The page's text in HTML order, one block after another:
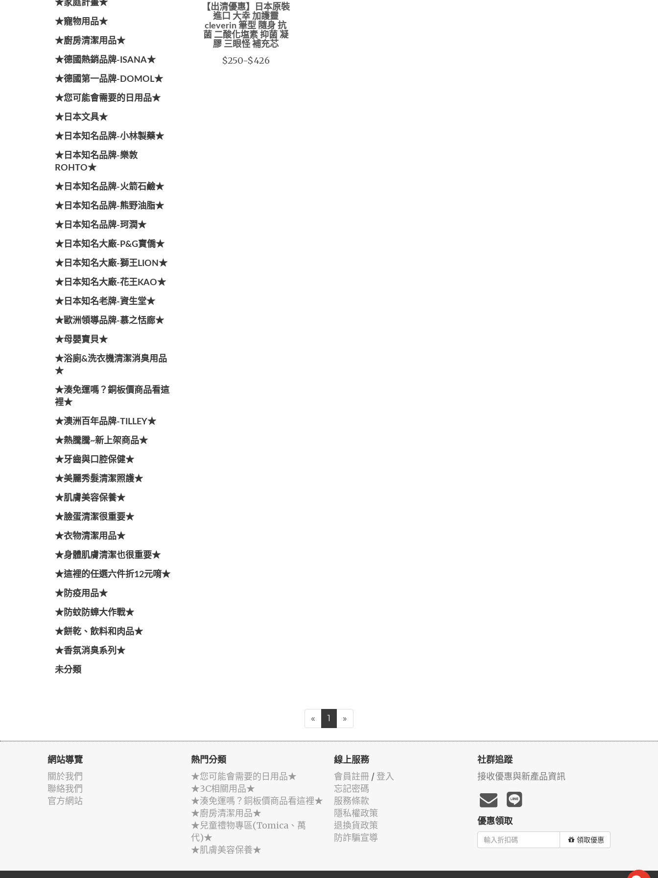
★家庭計畫★
★寵物用品★
★廚房清潔用品★
★德國熱銷品牌-ISANA★
★德國第一品牌-DOMOL★
★您可能會需要的日用品★
★日本文具★
★日本知名品牌-小林製藥★
★日本知名品牌-樂敦
ROHTO★
★日本知名品牌-火箭石鹼★
★日本知名品牌-熊野油脂★
★日本知名品牌-珂潤★
★日本知名大廠-P&G寶僑★
★日本知名大廠-獅王LION★
★日本知名大廠-花王KAO★
★日本知名老牌-資生堂★
★歐洲領導品牌-慕之恬廊★
★母嬰寶貝★
★浴廁&洗衣機清潔消臭用品
★
★湊免運嗎？銅板價商品看這
裡★
★澳洲百年品牌-TILLEY★
★熱騰騰~新上架商品★
★牙齒與口腔保健★
★美麗秀髮清潔照護★
★肌膚美容保養★
★臉蛋清潔很重要★
★衣物清潔用品★
★身體肌膚清潔也很重要★
★這裡的任選六件折12元唷★
★防疫用品★
★防蚊防蟑大作戰★
★餅乾、飲料和肉品★
★香氛消臭系列★
未分類
【出清優惠】日本原裝
進口 大幸 加護靈
cleverin 筆型 隨身 抗
菌 二酸化塩素 抑菌 凝
膠 三眼怪 補充芯
$250-$426
« 1 »
網站導覽
關於我們
聯絡我們
官方網站
熱門分類
★您可能會需要的日用品★
★3C相關用品★
★湊免運嗎？銅板價商品看這裡★
★廚房清潔用品★
★兒童禮物專區(Tomica、萬
代)★
★肌膚美容保養★
線上服務
會員註冊 / 登入
忘記密碼
服務條款
隱私權政策
退換貨政策
防詐騙宣導
社群追蹤
接收優惠與新產品資訊
優惠領取
領取優惠